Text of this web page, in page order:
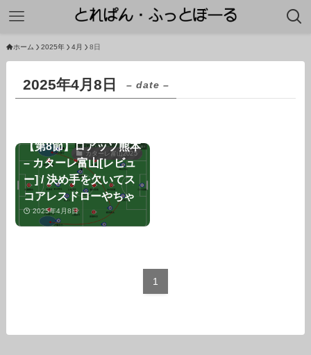
ホーム 2025年 4月 8日
2025年4月8日 – date –
カターレ富山2025
【第8節】ロアッソ熊本
– カターレ富山[レビュ
ー] / 決め手を欠いてス
コアレスドローやちゃ
2025年4月8日
1